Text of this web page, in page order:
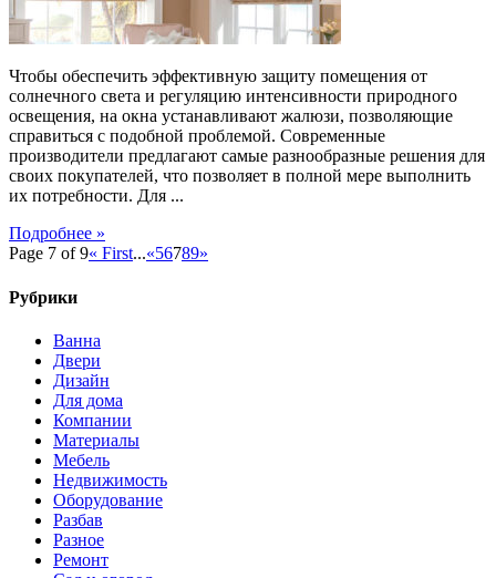
Чтобы обеспечить эффективную защиту помещения от
солнечного света и регуляцию интенсивности природного
освещения, на окна устанавливают жалюзи, позволяющие
справиться с подобной проблемой. Современные
производители предлагают самые разнообразные решения для
своих покупателей, что позволяет в полной мере выполнить
их потребности. Для ...
Подробнее »
Page 7 of 9« First...«56789»
Рубрики
Ванна
Двери
Дизайн
Для дома
Компании
Материалы
Мебель
Недвижимость
Оборудование
Разбав
Разное
Ремонт